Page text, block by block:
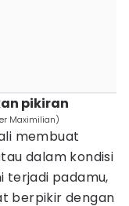
pikiran
Maximilian)
membuat
dalam kondisi
terjadi padamu,
berpikir dengan